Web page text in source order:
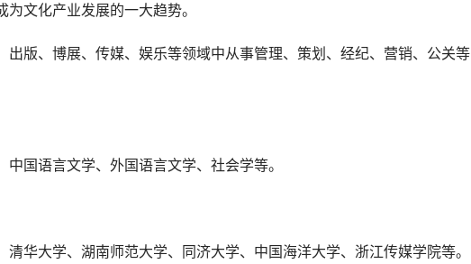
文化产业发展的一大趋势。
版、博展、传媒、娱乐等领域中从事管理、策划、经纪、营销、公关等
国语言文学、外国语言文学、社会学等。
华大学、湖南师范大学、同济大学、中国海洋大学、浙江传媒学院等。